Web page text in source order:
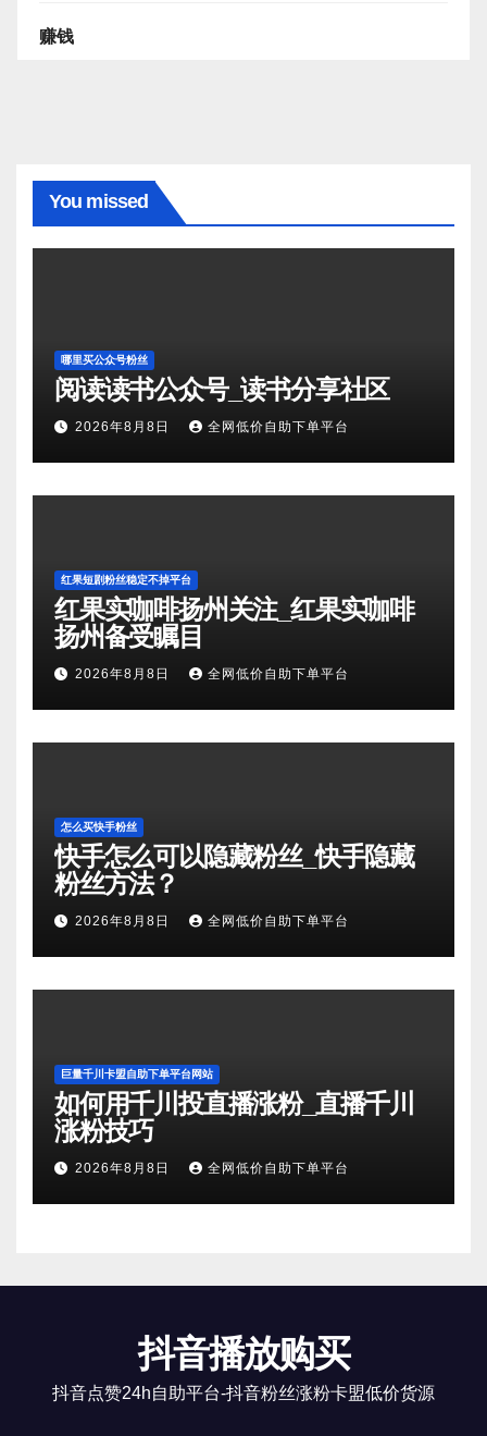
赚钱
You missed
哪里买公众号粉丝
阅读读书公众号_读书分享社区
2026年8月8日 全网低价自助下单平台
红果短剧粉丝稳定不掉平台
红果实咖啡扬州关注_红果实咖啡
扬州备受瞩目
2026年8月8日 全网低价自助下单平台
怎么买快手粉丝
快手怎么可以隐藏粉丝_快手隐藏
粉丝方法？
2026年8月8日 全网低价自助下单平台
巨量千川卡盟自助下单平台网站
如何用千川投直播涨粉_直播千川
涨粉技巧
2026年8月8日 全网低价自助下单平台
抖音播放购买
抖音点赞24h自助平台-抖音粉丝涨粉卡盟低价货源